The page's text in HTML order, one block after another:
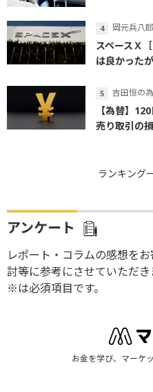
岡元兵八
スペースＸ
は良かった
吉田恒の
【為替】
売り取引の
ランキング
アンケート
レポート・コラムの感想を
討等に参考にさせていただき
※は必須項目です。
お金を学び、マーケ